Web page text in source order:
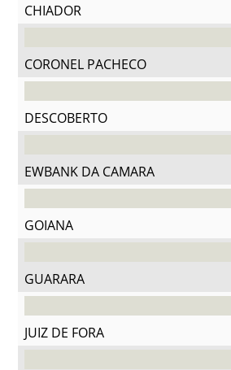
CHIADOR
CORONEL PACHECO
DESCOBERTO
EWBANK DA CAMARA
GOIANA
GUARARA
JUIZ DE FORA